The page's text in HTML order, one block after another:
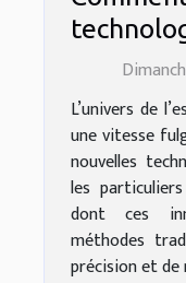
L’univers de
une vitesse
nouvelles
les
dont ces
méthodes
précision et de